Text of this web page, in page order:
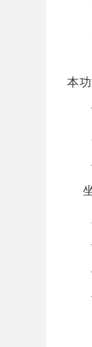
机
本
记
示
与
坐
人
传
位
故